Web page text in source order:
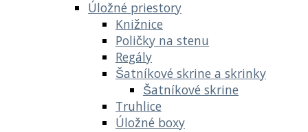
Úložné priestory
Knižnice
Poličky na stenu
Regály
Šatníkové skrine a skrinky
Šatníkové skrine
Truhlice
Úložné boxy